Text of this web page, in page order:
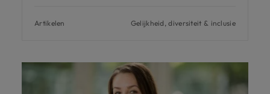
Artikelen Gelijkheid, diversiteit & inclusie